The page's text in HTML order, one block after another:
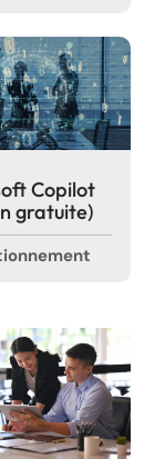
Copilot
gratuite)